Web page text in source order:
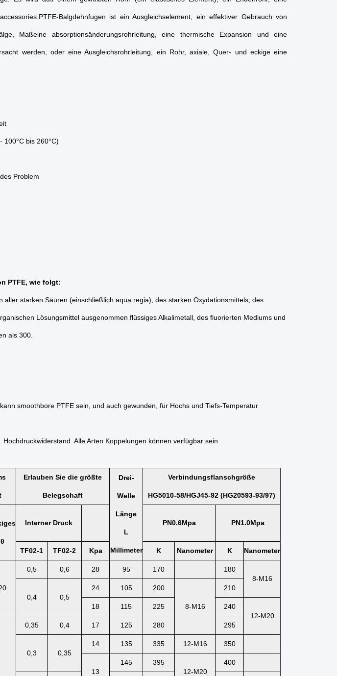
Balgdehnfugen ist ein Ausgleichselement, ein effektiver Gebrauch von
Maßeine absorptionsänderungsrohrleitung, eine thermische Expansion und eine
werden, oder eine Ausgleichsrohrleitung, ein Rohr, axiale, Quer- und eckige eine
100°C bis 260°C)
Problem
PTFE, wie folgt:
aller starken Säuren (einschließlich aqua regia), des starken Oxydationsmittels, des
Lösungsmittel ausgenommen flüssiges Alkalimetall, des fluorierten Mediums und
als 300.
smoothbore PTFE sein, und auch gewunden, für Hochs und Tiefs-Temperatur
Alle Arten Koppelungen können verfügbar sein
Erlauben Sie die größte
Belegschaft
Drei-
Welle
Länge
L
Millimeter
Verbindungsflanschgröße
HG5010-58/HGJ45-92 (HG20593-93/97)
θ
Interner Druck PN0.6Mpa PN1.0Mpa
TF02-1 TF02-2 Kpa K Nanometer K Nanometer
0,5 0,6 28 95 170
180
8-M16
0,4
0,5
24 105 200
8-M16
210
18 115 225
240
12-M20
0,35 0,4 17 125 280 295
0,3 0,35
14 135 335 12-M16 350
13
145
395
12-M20
400